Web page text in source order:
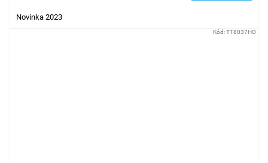
Novinka 2023
Kód:TT8037HO